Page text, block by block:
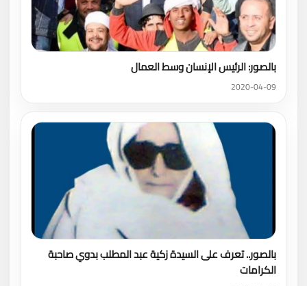
بالصور: الرئيس الإنسان وسط العمال
2020-04-09
بالصور.. تعرف على السيدة زكية عبد المطلب بدوي صاحبة
الكرامات